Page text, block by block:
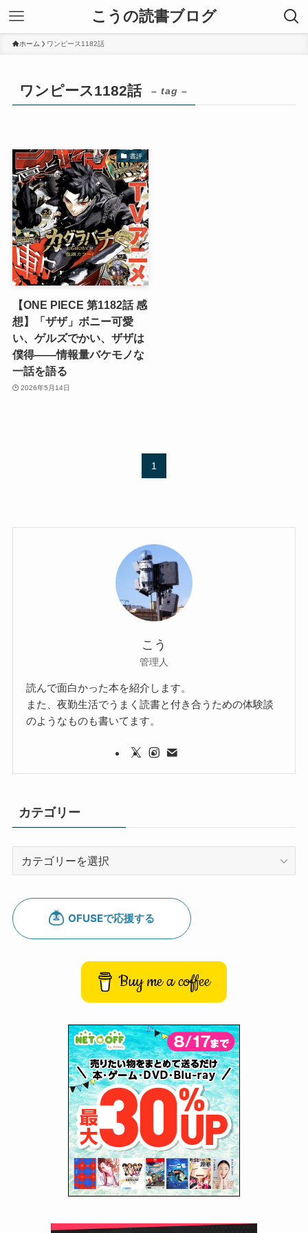
こうの読書ブログ
ホーム ワンピース1182話
ワンピース1182話 – tag –
書評
【ONE PIECE 第1182話 感
想】「ザザ」ボニー可愛
い、ゲルズでかい、ザザは
僕得——情報量バケモノな
一話を語る
2026年5月14日
1
こう
管理人
読んで面白かった本を紹介します。
また、夜勤生活でうまく読書と付き合うための体験談
のようなものも書いてます。
カテゴリー
リ
ー
Buy me a coffee